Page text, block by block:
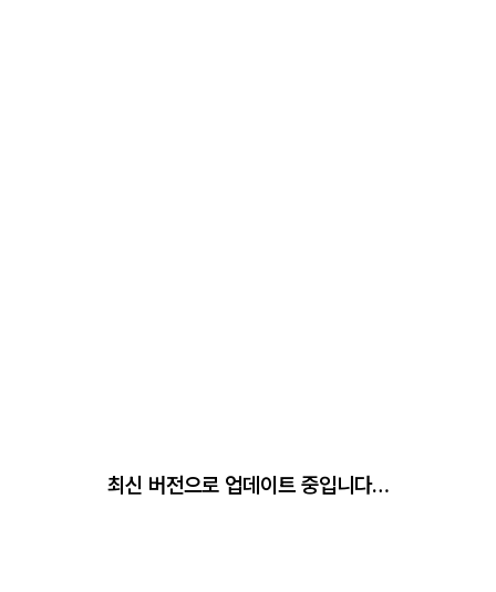
최신 버전으로 업데이트 중입니다…